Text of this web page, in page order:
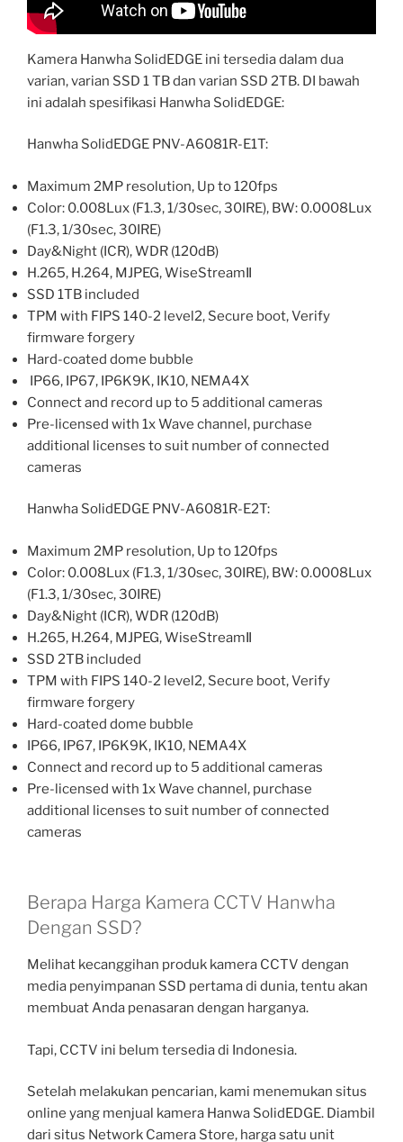
Kamera Hanwha SolidEDGE ini tersedia dalam dua
varian, varian SSD 1 TB dan varian SSD 2TB. DI bawah
ini adalah spesifikasi Hanwha SolidEDGE:
Hanwha SolidEDGE PNV-A6081R-E1T:
Maximum 2MP resolution, Up to 120fps
Color: 0.008Lux (F1.3, 1/30sec, 30IRE), BW: 0.0008Lux
(F1.3, 1/30sec, 30IRE)
Day&Night (ICR), WDR (120dB)
H.265, H.264, MJPEG, WiseStreamⅡ
SSD 1TB included
TPM with FIPS 140-2 level2, Secure boot, Verify
firmware forgery
Hard-coated dome bubble
IP66, IP67, IP6K9K, IK10, NEMA4X
Connect and record up to 5 additional cameras
Pre-licensed with 1x Wave channel, purchase
additional licenses to suit number of connected
cameras
Hanwha SolidEDGE PNV-A6081R-E2T:
Maximum 2MP resolution, Up to 120fps
Color: 0.008Lux (F1.3, 1/30sec, 30IRE), BW: 0.0008Lux
(F1.3, 1/30sec, 30IRE)
Day&Night (ICR), WDR (120dB)
H.265, H.264, MJPEG, WiseStreamⅡ
SSD 2TB included
TPM with FIPS 140-2 level2, Secure boot, Verify
firmware forgery
Hard-coated dome bubble
IP66, IP67, IP6K9K, IK10, NEMA4X
Connect and record up to 5 additional cameras
Pre-licensed with 1x Wave channel, purchase
additional licenses to suit number of connected
cameras
Berapa Harga Kamera CCTV Hanwha
Dengan SSD?
Melihat kecanggihan produk kamera CCTV dengan
media penyimpanan SSD pertama di dunia, tentu akan
membuat Anda penasaran dengan harganya.
Tapi, CCTV ini belum tersedia di Indonesia.
Setelah melakukan pencarian, kami menemukan situs
online yang menjual kamera Hanwa SolidEDGE. Diambil
dari situs Network Camera Store, harga satu unit